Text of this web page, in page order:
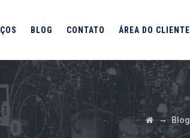
BLOG CONTATO ÁREA DO CLIENTE
→ Blog